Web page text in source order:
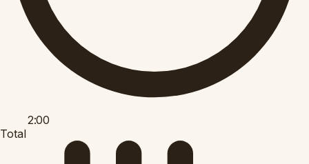
2:00
Total